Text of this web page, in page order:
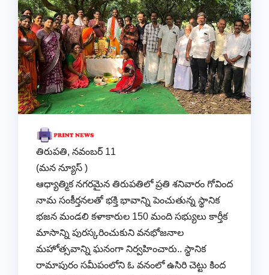
తిరుపతి, నవంబర్ 11
(మన న్యూస్ )
ఆధ్యాత్మిక నగరమైన తిరుపతిలో ప్రతి శనివారం గోవింద
నామ సంకీర్తనలతో భక్తి భావాన్ని పెంచుతున్న స్థానిక
భజన మండలి కళాకారుల 150 మంది సభ్యులు కార్తీక
మాసాన్ని పురస్కరించుకుని వనభోజనాల
మహోత్సవాన్ని ఘనంగా నిర్వహించారు.. స్థానిక
రామాపురం సమీపంలోని ఓ వనంలో ఉసిరి చెట్టు కింద